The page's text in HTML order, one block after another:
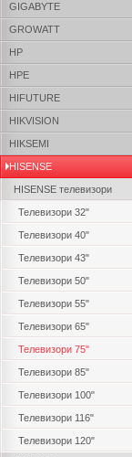
GIGABYTE
GROWATT
HP
HPE
HIFUTURE
HIKVISION
HIKSEMI
HISENSE
HISENSE телевизори
Телевизори 32"
Телевизори 40"
Телевизори 43"
Телевизори 50"
Телевизори 55"
Телевизори 65"
Телевизори 75"
Телевизори 85"
Телевизори 100"
Телевизори 116"
Телевизори 120"